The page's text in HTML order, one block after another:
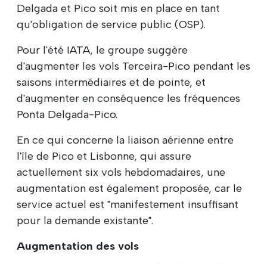
Delgada et Pico soit mis en place en tant
qu'obligation de service public (OSP).
Pour l'été IATA, le groupe suggère
d'augmenter les vols Terceira-Pico pendant les
saisons intermédiaires et de pointe, et
d'augmenter en conséquence les fréquences
Ponta Delgada-Pico.
En ce qui concerne la liaison aérienne entre
l'île de Pico et Lisbonne, qui assure
actuellement six vols hebdomadaires, une
augmentation est également proposée, car le
service actuel est "manifestement insuffisant
pour la demande existante".
Augmentation des vols